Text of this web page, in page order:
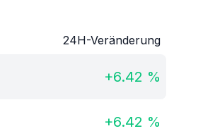
24H-Veränderung
+6.42 %
+6.42 %